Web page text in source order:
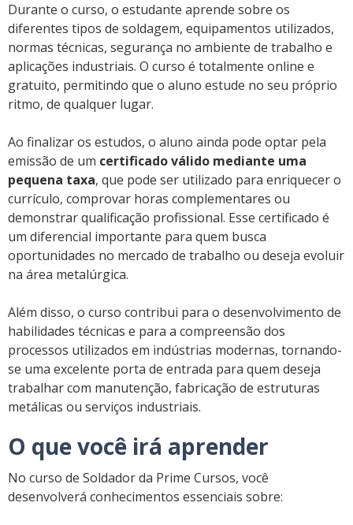
Durante o curso, o estudante aprende sobre os
diferentes tipos de soldagem, equipamentos utilizados,
normas técnicas, segurança no ambiente de trabalho e
aplicações industriais. O curso é totalmente online e
gratuito, permitindo que o aluno estude no seu próprio
ritmo, de qualquer lugar.
Ao finalizar os estudos, o aluno ainda pode optar pela
emissão de um certificado válido mediante uma
pequena taxa, que pode ser utilizado para enriquecer o
currículo, comprovar horas complementares ou
demonstrar qualificação profissional. Esse certificado é
um diferencial importante para quem busca
oportunidades no mercado de trabalho ou deseja evoluir
na área metalúrgica.
Além disso, o curso contribui para o desenvolvimento de
habilidades técnicas e para a compreensão dos
processos utilizados em indústrias modernas, tornando-
se uma excelente porta de entrada para quem deseja
trabalhar com manutenção, fabricação de estruturas
metálicas ou serviços industriais.
O que você irá aprender
No curso de Soldador da Prime Cursos, você
desenvolverá conhecimentos essenciais sobre: